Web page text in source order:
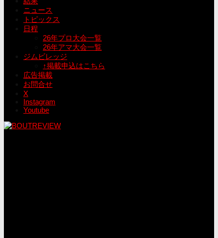
ニュース
トピックス
日程
26年プロ大会一覧
26年アマ大会一覧
ジムビレッジ
↑掲載申込はこちら
広告掲載
お問合せ
X
Instagram
Youtube